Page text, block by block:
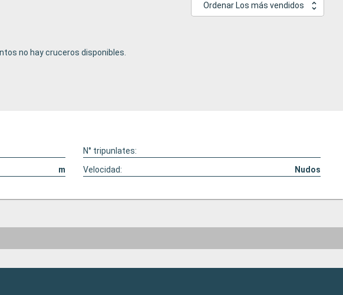
Ordenar Los más vendidos
no hay cruceros disponibles.
N° tripunlates:
m Velocidad: Nudos